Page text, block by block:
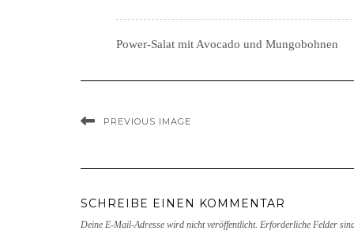
Power-Salat mit Avocado und Mungobohnen
PREVIOUS IMAGE
SCHREIBE EINEN KOMMENTAR
Deine E-Mail-Adresse wird nicht veröffentlicht. Erforderliche Felder